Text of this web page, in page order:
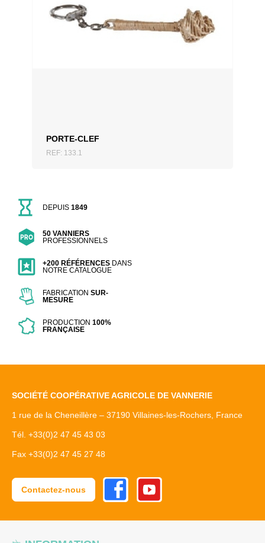
PORTE-CLEF
REF: 133.1
DEPUIS1849
50 VANNIERS
PROFESSIONNELS
+200 RÉFÉRENCES DANS
NOTRE CATALOGUE
FABRICATIONSUR-
MESURE
PRODUCTION100%
FRANÇAISE
SOCIÉTÉ COOPÉRATIVE AGRICOLE DE VANNERIE
1 rue de la Cheneillère – 37190 Villaines-les-Rochers, France
Tél. +33(0)2 47 45 43 03
Fax +33(0)2 47 45 27 48
Contactez-nous
FacebookYoutube